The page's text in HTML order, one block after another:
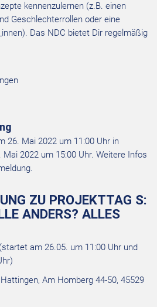
kennenzulernen (z.B. einen
Geschlechterrollen oder eine
Das NDC bietet Dir regelmäßig
26. Mai 2022 um 11:00 Uhr in
2022 um 15:00 Uhr. Weitere Infos
ZU PROJEKTTAG S:
ANDERS? ALLES
am 26.05. um 11:00 Uhr und
Am Homberg 44-50, 45529